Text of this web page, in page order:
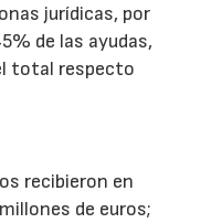
jurídicas, por
de las ayudas,
total respecto
recibieron en
de euros;